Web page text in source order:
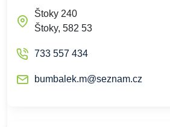
Štoky 240
Štoky, 582 53
733 557 434
bumbalek.m@seznam.cz